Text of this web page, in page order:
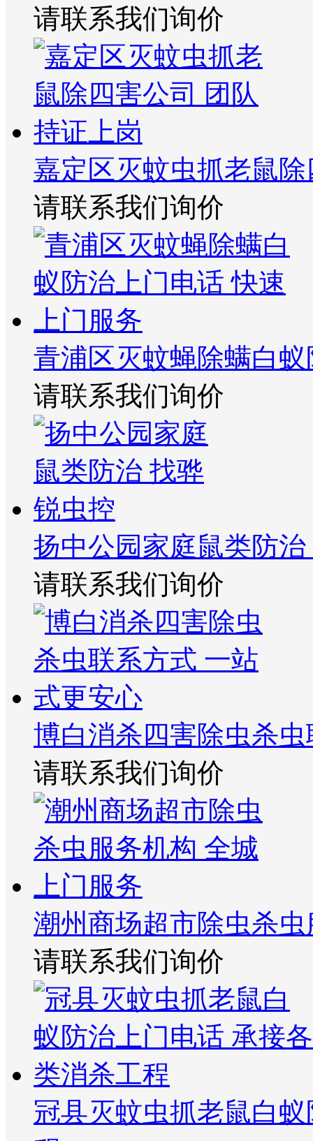
请联系我们询价
嘉定区灭蚊虫抓老鼠
请联系我们询价
青浦区灭蚊蝇除螨白
请联系我们询价
扬中公园家庭鼠类防
请联系我们询价
博白消杀四害除虫杀
请联系我们询价
潮州商场超市除虫杀
请联系我们询价
冠县灭蚊虫抓老鼠白